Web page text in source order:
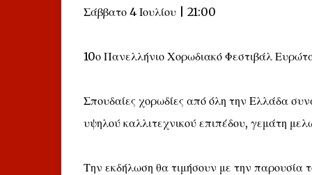
Σάββατο 4 Ιουλίου | 21:00
10ο Πανελλήνιο Χορωδιακό Φεστιβάλ
Σπουδαίες χορωδίες από όλη την Ελλάδα
υψηλού καλλιτεχνικού επιπέδου, γεμάτη
Την εκδήλωση θα τιμήσουν με την παρουσία